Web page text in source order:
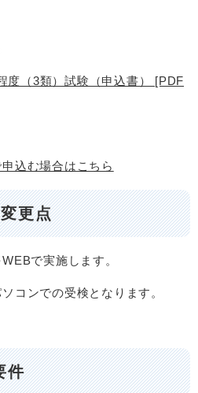
度（3類）試験（申込書） [PDF
込む場合はこちら
更点
で実施します。
コンでの受検となります。
件